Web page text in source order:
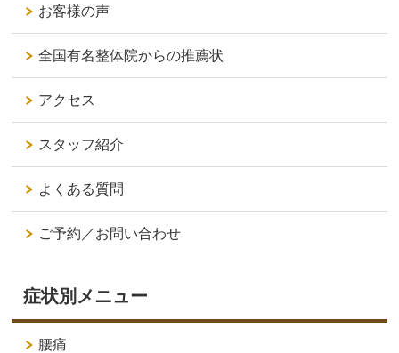
お客様の声
全国有名整体院からの推薦状
アクセス
スタッフ紹介
よくある質問
ご予約／お問い合わせ
症状別メニュー
腰痛